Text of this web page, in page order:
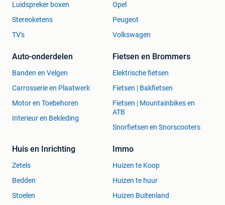
Luidspreker boxen
Stereoketens
TV's
Opel
Peugeot
Volkswagen
Auto-onderdelen
Banden en Velgen
Carrosserie en Plaatwerk
Motor en Toebehoren
Interieur en Bekleding
Fietsen en Brommers
Elektrische fietsen
Fietsen | Bakfietsen
Fietsen | Mountainbikes en
ATB
Snorfietsen en Snorscooters
Huis en Inrichting
Zetels
Bedden
Stoelen
Immo
Huizen te Koop
Huizen te huur
Huizen Buitenland